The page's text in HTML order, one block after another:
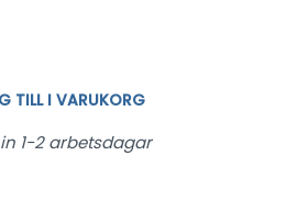
TILL I VARUKORG
1-2 arbetsdagar